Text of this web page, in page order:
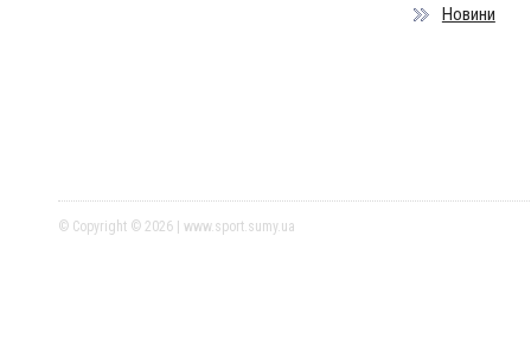
Новини
© Copyright © 2026 | www.sport.sumy.ua